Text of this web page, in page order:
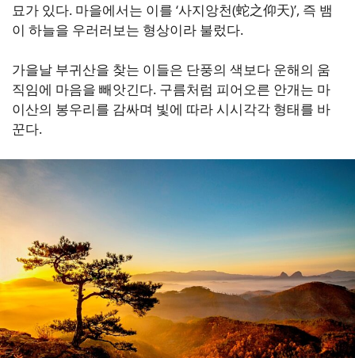
묘가 있다. 마을에서는 이를 ‘사지앙천(蛇之仰天)’, 즉 뱀
이 하늘을 우러러보는 형상이라 불렀다.
가을날 부귀산을 찾는 이들은 단풍의 색보다 운해의 움
직임에 마음을 빼앗긴다. 구름처럼 피어오른 안개는 마
이산의 봉우리를 감싸며 빛에 따라 시시각각 형태를 바
꾼다.